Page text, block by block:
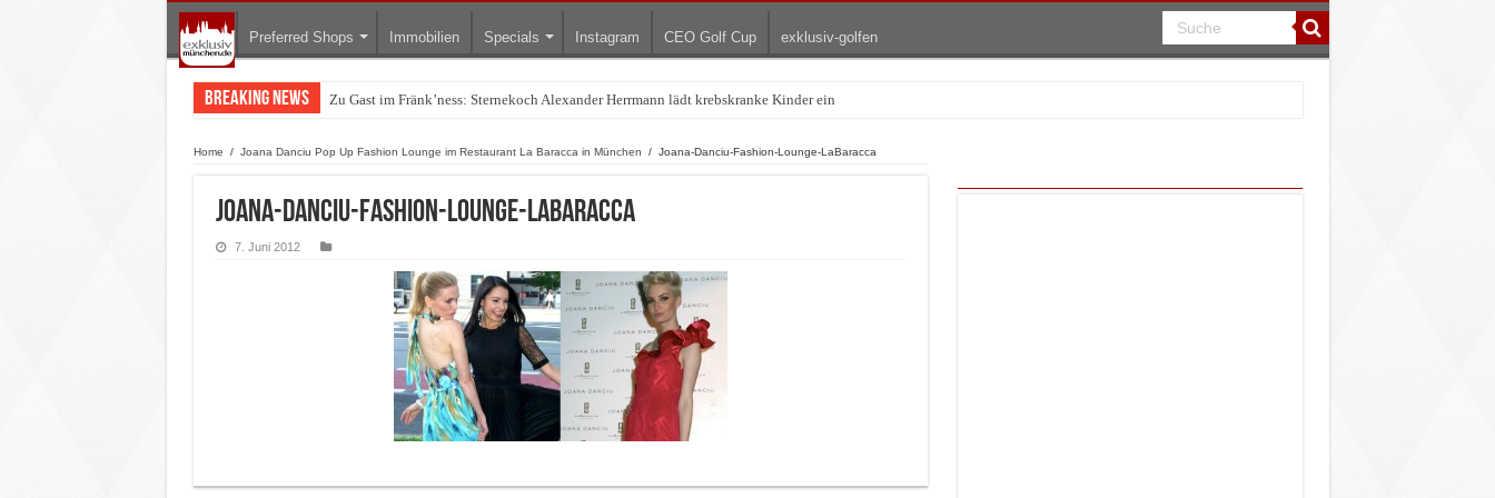
Preferred Shops Immobilien Specials Instagram CEO Golf Cup exklusiv-golfen
Breaking News Zu Gast im Fränk’ness: Sternekoch Alexander Herrmann lädt krebskranke Kinder ein
Warum München gerade zum Treffpunkt der Lingerie-Branche wurde
Home / Joana Danciu Pop Up Fashion Lounge im Restaurant La Baracca in München / Joana-Danciu-Fashion-Lounge-LaBaracca
Joana-Danciu-Fashion-Lounge-LaBaracca
7. Juni 2012